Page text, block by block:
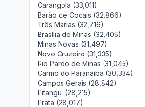
Carangola (33,011)
Barão de Cocais (32,866)
Três Marias (32,716)
Brasília de Minas (32,405)
Minas Novas (31,497)
Novo Cruzeiro (31,335)
Rio Pardo de Minas (31,045)
Carmo do Paranaíba (30,334)
Campos Gerais (28,842)
Pitangui (28,215)
Prata (28,017)